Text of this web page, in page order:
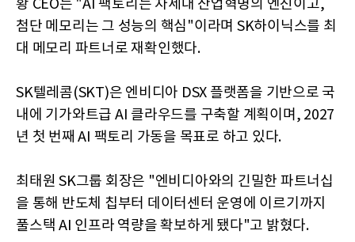
황 CEO는 "AI 팩토리는 차세대 산업혁명의 엔진이고,
첨단 메모리는 그 성능의 핵심"이라며 SK하이닉스를 최
대 메모리 파트너로 재확인했다.
SK텔레콤(SKT)은 엔비디아 DSX 플랫폼을 기반으로 국
내에 기가와트급 AI 클라우드를 구축할 계획이며, 2027
년 첫 번째 AI 팩토리 가동을 목표로 하고 있다.
최태원 SK그룹 회장은 "엔비디아와의 긴밀한 파트너십
을 통해 반도체 칩부터 데이터센터 운영에 이르기까지
풀스택 AI 인프라 역량을 확보하게 됐다"고 밝혔다.